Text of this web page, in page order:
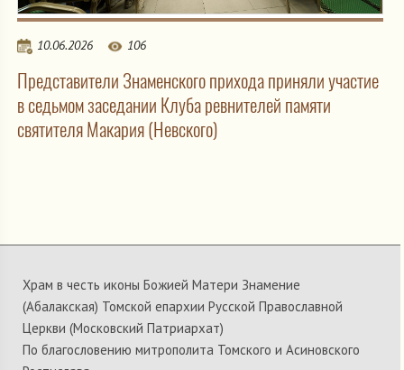
10.06.2026 106
Представители Знаменского прихода приняли участие
в седьмом заседании Клуба ревнителей памяти
святителя Макария (Невского)
Храм в честь иконы Божией Матери Знамение
(Абалакская) Томской епархии Русской Православной
Церкви (Московский Патриархат)
По благословению митрополита Томского и Асиновского